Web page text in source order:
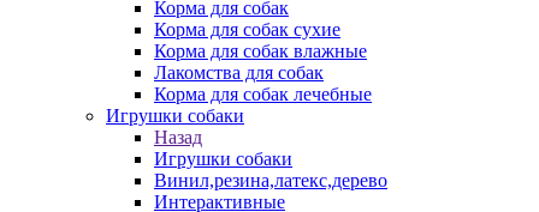
Корма для собак
Корма для собак сухие
Корма для собак влажные
Лакомства для собак
Корма для собак лечебные
Игрушки собаки
Назад
Игрушки собаки
Винил,резина,латекс,дерево
Интерактивные